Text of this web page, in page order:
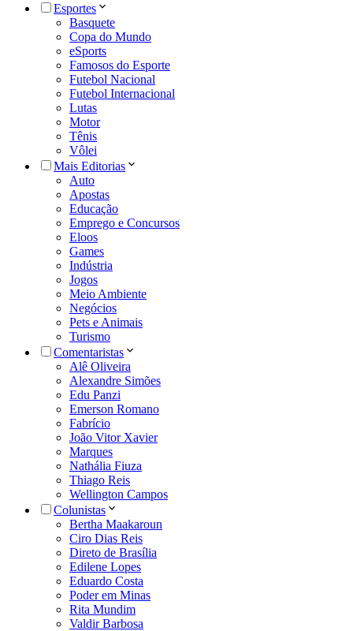
Esportes
Basquete
Copa do Mundo
eSports
Famosos do Esporte
Futebol Nacional
Futebol Internacional
Lutas
Motor
Tênis
Vôlei
Mais Editorias
Auto
Apostas
Educação
Emprego e Concursos
Eloos
Games
Indústria
Jogos
Meio Ambiente
Negócios
Pets e Animais
Turismo
Comentaristas
Alê Oliveira
Alexandre Simões
Edu Panzi
Emerson Romano
Fabrício
João Vitor Xavier
Marques
Nathália Fiuza
Thiago Reis
Wellington Campos
Colunistas
Bertha Maakaroun
Ciro Dias Reis
Direto de Brasília
Edilene Lopes
Eduardo Costa
Poder em Minas
Rita Mundim
Valdir Barbosa